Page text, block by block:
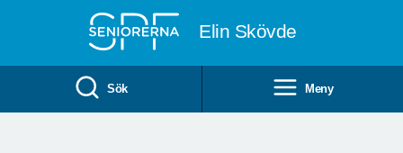
Elin Skövde
Sök Meny